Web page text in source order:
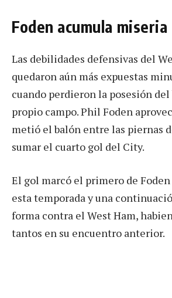
Foden acumula miseria
Las debilidades defensivas del
quedaron aún más expuestas
cuando perdieron la posesión del
propio campo. Phil Foden
metió el balón entre las piernas
sumar el cuarto gol del City.
El gol marcó el primero de
esta temporada y una
forma contra el West Ham,
tantos en su encuentro anterior.